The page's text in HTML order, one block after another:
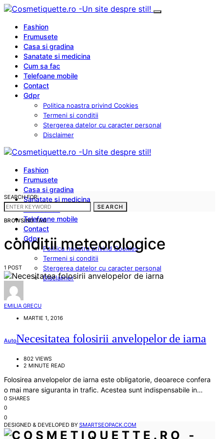
Fashion
Frumusete
Casa si gradina
Sanatate si medicina
Cum sa fac
Telefoane mobile
Contact
Gdpr
Politica noastra privind Cookies
Termeni si conditii
Stergerea datelor cu caracter personal
Disclaimer
Fashion
Frumusete
Casa si gradina
Sanatate si medicina
Cum sa fac
Telefoane mobile
Contact
Gdpr
Politica noastra privind Cookies
Termeni si conditii
Stergerea datelor cu caracter personal
Disclaimer
SEARCH FOR:
SEARCH
BROWSING TAG
conditii meteorologice
1 POST
EMILIA GRECU
MARTIE 1, 2016
AutoNecesitatea folosirii anvelopelor de iarna
802 VIEWS
2 MINUTE READ
Folosirea anvelopelor de iarna este obligatorie, deoarece confera
o mai mare siguranta in trafic. Acestea sunt indispensabile in…
0 SHARES
0
0
DESIGNED & DEVELOPED BY SMARTSEOPACK.COM